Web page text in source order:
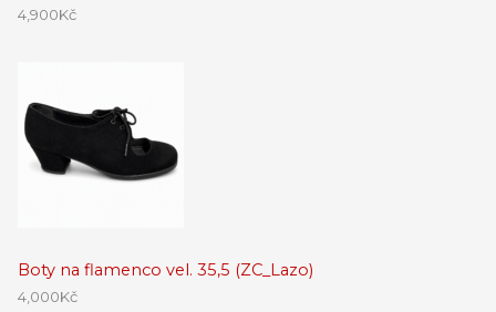
4,900Kč
Boty na flamenco vel. 35,5 (ZC_Lazo)
4,000Kč